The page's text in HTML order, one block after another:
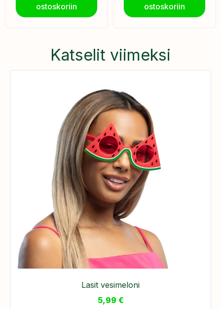
ostoskoriin
ostoskoriin
Katselit viimeksi
Lasit vesimeloni
5,99 €